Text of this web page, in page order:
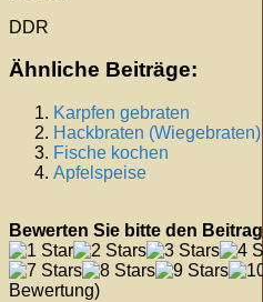
DDR
Ähnliche Beiträge:
Karpfen gebraten
Hackbraten (Wiegebraten)
Fische kochen
Apfelspeise
Bewerten Sie bitte den Beitrag
Bewertung)